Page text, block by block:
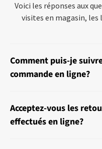
Voici les réponses aux
visites en magasin,
Comment puis-je
commande en ligne?
Acceptez-vous les
effectués en ligne?